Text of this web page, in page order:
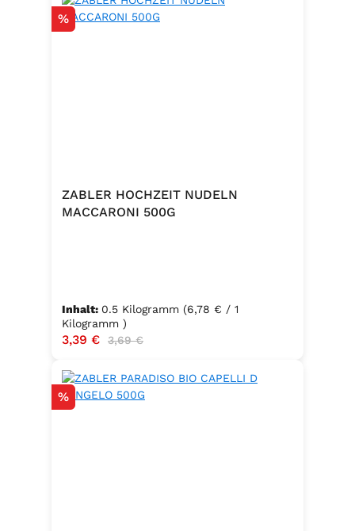
Fisch, Gemüse und mediterranen
Rabatt
%
ZABLER HOCHZEIT NUDELN
MACCARONI 500G
Inhalt: 0.5 Kilogramm (6,78 € / 1
Kilogramm )
Verkaufspreis:
3,39 € Regulärer Preis:
3,69 €
Rabatt
%